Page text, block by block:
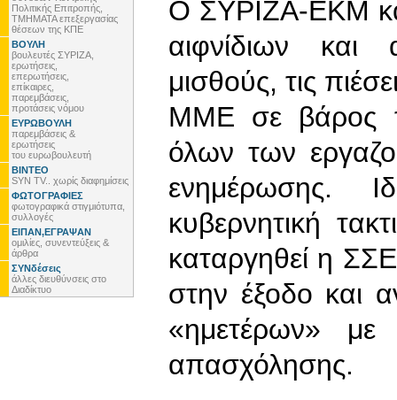
Πολιτικής Επιτροπής,
ΤΜΗΜΑΤΑ επεξεργασίας
θέσεων της ΚΠΕ
ΒΟΥΛΗ
βουλευτές ΣΥΡΙΖΑ,
ερωτήσεις,
επερωτήσεις,
επίκαιρες,
παρεμβάσεις,
προτάσεις νόμου
ΕΥΡΩΒΟΥΛΗ
παρεμβάσεις &
ερωτήσεις
του ευρωβουλευτή
ΒΙΝΤΕΟ
SYN TV.. χωρίς διαφημίσεις
ΦΩΤΟΓΡΑΦΙΕΣ
φωτογραφικά στιγμιότυπα,
συλλογές
ΕΙΠΑΝ,ΕΓΡΑΨΑΝ
ομιλίες, συνεντεύξεις &
άρθρα
ΣΥΝδέσεις
άλλες διευθύνσεις στο
Διαδίκτυο
Ο ΣΥΡΙΖΑ-ΕΚΜ
αιφνίδιων και
μισθούς, τις
ΜΜΕ σε βάρος
όλων των
ενημέρωσης.
κυβερνητική
καταργηθεί η
στην έξοδο και
«ημετέρων» με
απασχόλησης.